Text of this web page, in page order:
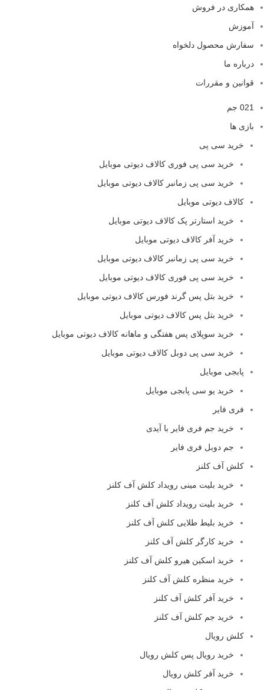
همکاری در فروش
آموزش
سفارش محصول دلخواه
درباره ما
قوانین و مقررات
021 جم
بازی ها
خرید سی پی
خرید سی پی فوری کالاف دیوتی موبایل
خرید سی پی زمانبر کالاف دیوتی موبایل
کالاف دیوتی موبایل
خرید استارتر پک کالاف دیوتی موبایل
خرید آفر کالاف دیوتی موبایل
خرید سی پی زمانبر کالاف دیوتی موبایل
خرید سی پی فوری کالاف دیوتی موبایل
خرید بتل پس گرند فورس کالاف دیوتی موبایل
خرید بتل پس کالاف دیوتی موبایل
خرید سوپلای پس هفتگی و ماهانه کالاف دیوتی موبایل
خرید سی پی دوبل کالاف دیوتی موبایل
پابجی موبایل
خرید یو سی پابجی موبایل
فری فایر
خرید جم فری فایر با آیدی
جم دوبل فری فایر
کلش آف کلنز
خرید بلیت مینی رویداد کلش آف کلنز
خرید بلیت رویداد کلش آف کلنز
خرید بلیط طلایی کلش آف کلنز
خرید کارگر کلش آف کلنز
خرید اسکین هیرو کلش آف کلنز
خرید منظره کلش آف کلنز
خرید آفر کلش آف کلنز
خرید جم کلش آف کلنز
کلش رویال
خرید رویال پس کلش رویال
خرید آفر کلش رویال